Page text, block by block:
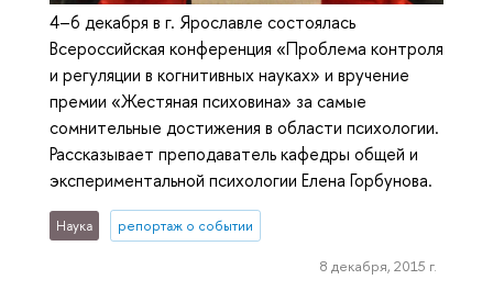
4–6 декабря в г. Ярославле состоялась
Всероссийская конференция «Проблема контроля
и регуляции в когнитивных науках» и вручение
премии «Жестяная психовина» за самые
сомнительные достижения в области психологии.
Рассказывает преподаватель кафедры общей и
экспериментальной психологии Елена Горбунова.
Наука репортаж о событии
8 декабря, 2015 г.